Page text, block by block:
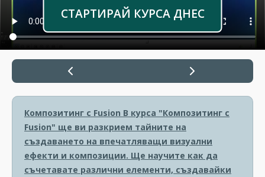
СТАРТИРАЙ КУРСА ДНЕС
Композитинг с Fusion В курса "Композитинг с
Fusion" ще ви разкрием тайните на
създаването на впечатляващи визуални
ефекти и композиции. Ще научите как да
съчетавате различни елементи, създавайки